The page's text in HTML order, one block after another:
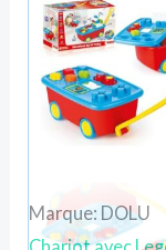
Marque: DOLU